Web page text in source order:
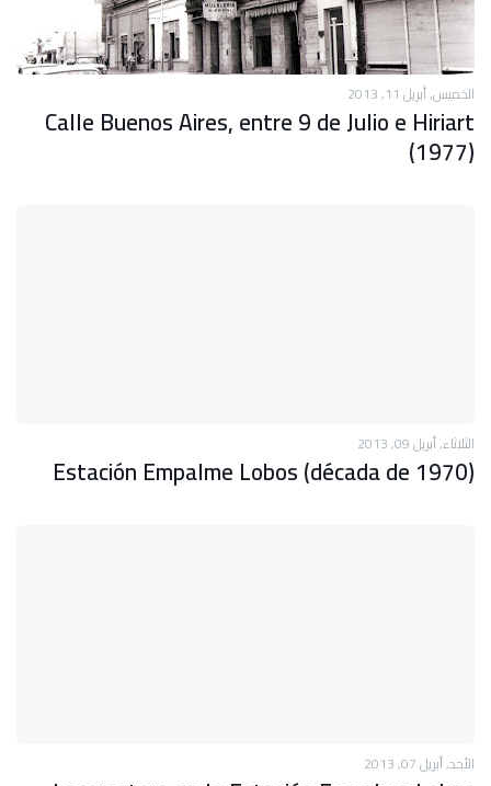
الخميس, أبريل 11, 2013
Calle Buenos Aires, entre 9 de Julio e Hiriart
(1977)
الثلاثاء, أبريل 09, 2013
Estación Empalme Lobos (década de 1970)
الأحد, أبريل 07, 2013